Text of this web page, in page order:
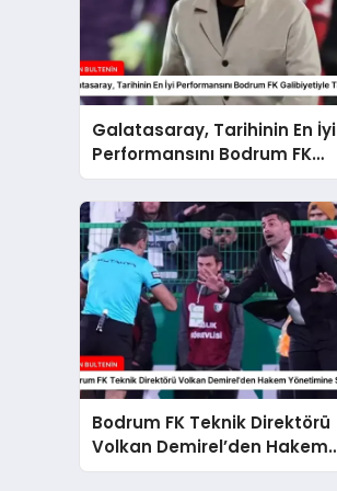
Galatasaray, Tarihinin En İyi
Performansını Bodrum FK
Galibiyetiyle Taçlandırdı
Bodrum FK Teknik Direktörü
Volkan Demirel’den Hakem
Yönetimine Sert Eleştiri